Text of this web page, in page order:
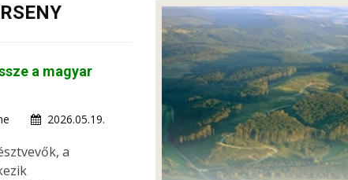
a magyar
2026.05.19.
a